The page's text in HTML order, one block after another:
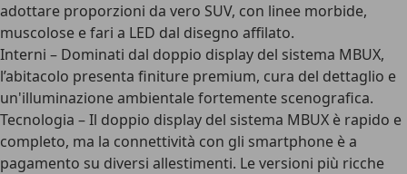
adottare proporzioni da vero SUV, con linee morbide,
muscolose e fari a LED dal disegno affilato.
Interni – Dominati dal doppio display del sistema MBUX,
l’abitacolo presenta finiture premium, cura del dettaglio e
un'illuminazione ambientale fortemente scenografica.
Tecnologia – Il doppio display del sistema MBUX è rapido e
completo, ma la connettività con gli smartphone è a
pagamento su diversi allestimenti. Le versioni più ricche